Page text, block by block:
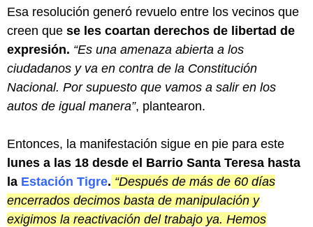
Esa resolución generó revuelo entre los vecinos que
creen que se les coartan derechos de libertad de
expresión. “Es una amenaza abierta a los
ciudadanos y va en contra de la Constitución
Nacional. Por supuesto que vamos a salir en los
autos de igual manera”, plantearon.
Entonces, la manifestación sigue en pie para este
lunes a las 18 desde el Barrio Santa Teresa hasta
la Estación Tigre. “Después de más de 60 días
encerrados decimos basta de manipulación y
exigimos la reactivación del trabajo ya. Hemos